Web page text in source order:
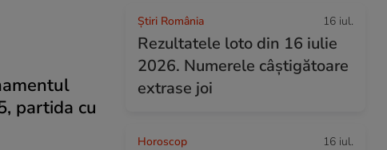
partida cu
Știri România 16 iul.
Rezultatele loto din 16 iulie
2026. Numerele câștigătoare
extrase joi
Horoscop 16 iul.